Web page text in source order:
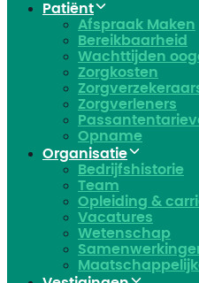
Patiënt
Afspraak Maken
Bereikbaarheid
Wachttijden
Zorgkosten
Zorgverleners
Opname
Organisatie
Bedrijfshistorie
Team
Opleiding &
Vacatures
Wetenschap